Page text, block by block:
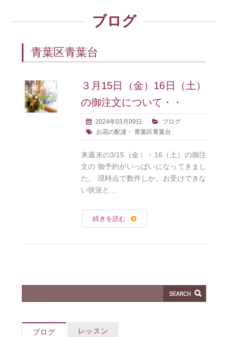
ブログ
青葉区青葉台
３月15日（金）16日（土）
の御注文について・・
2024年03月09日
ブログ
お花の配達 ・ 青葉区青葉台
来週末の3/15（金）・16（土）の御注
文の 御予約がいっぱいになってきまし
た。 現時点で数件しか、お受けできな
い状況と...
続きを読む
ブログ レッスン